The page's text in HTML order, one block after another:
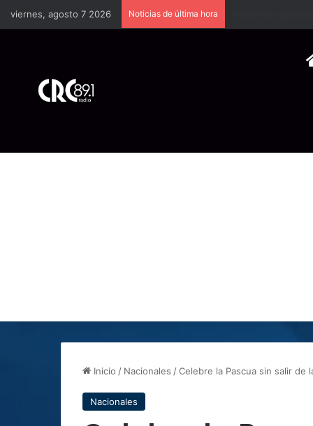
viernes, agosto 7 2026 Noticias de última hora
Inicio / Nacionales /Celebre la Pascua sin salir de
Nacionales